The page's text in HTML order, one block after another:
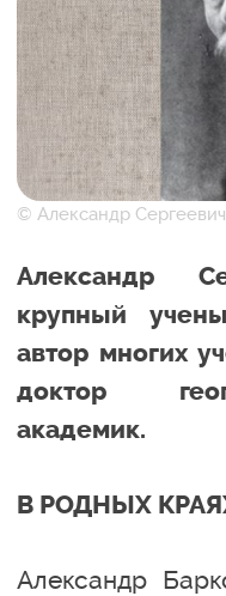
© Александр
Александр
крупный
автор многих
доктор
академик.
В РОДНЫХ
Александр